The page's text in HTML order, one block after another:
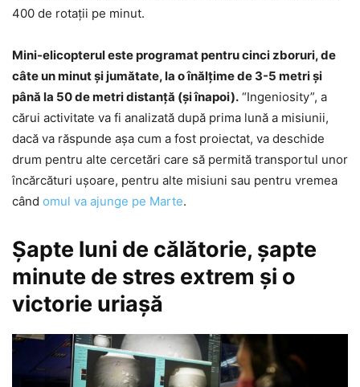
400 de rotaţii pe minut.
Mini-elicopterul este programat pentru cinci zboruri, de
câte un minut şi jumătate, la o înălţime de 3-5 metri şi
până la 50 de metri distanţă (şi înapoi). “Ingeniosity”, a
cărui activitate va fi analizată după prima lună a misiunii,
dacă va răspunde aşa cum a fost proiectat, va deschide
drum pentru alte cercetări care să permită transportul unor
încărcături uşoare, pentru alte misiuni sau pentru vremea
când omul va ajunge pe Marte.
Şapte luni de călătorie, şapte
minute de stres extrem şi o
victorie uriaşă